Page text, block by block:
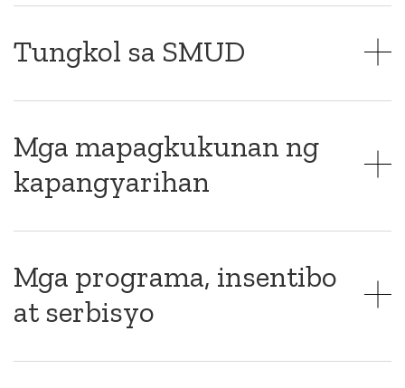
Tungkol sa SMUD
Mga mapagkukunan ng
kapangyarihan
Mga programa, insentibo
at serbisyo